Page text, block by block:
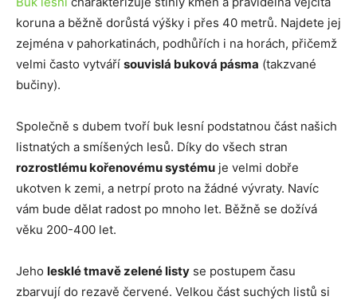
koruna a běžně dorůstá výšky i přes 40 metrů. Najdete jej
zejména v pahorkatinách, podhůřích i na horách, přičemž
velmi často vytváří souvislá buková pásma (takzvané
bučiny).
Společně s dubem tvoří buk lesní podstatnou část našich
listnatých a smíšených lesů. Díky do všech stran
rozrostlému kořenovému systému je velmi dobře
ukotven k zemi, a netrpí proto na žádné vývraty. Navíc
vám bude dělat radost po mnoho let. Běžně se dožívá
věku 200-400 let.
Jeho lesklé tmavě zelené listy se postupem času
zbarvují do rezavě červené. Velkou část suchých listů si